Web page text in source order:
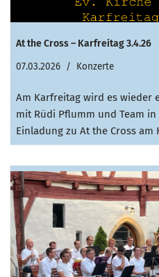
At the Cross – Karfreitag 3.4.26
07.03.2026
Konzerte
Am Karfreitag wird es wieder
mit Rüdi Pflumm und Team
Einladung zu At the Cross